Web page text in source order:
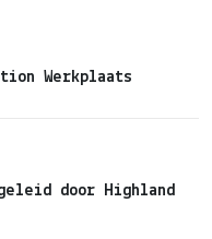
Werkplaats
door Highland